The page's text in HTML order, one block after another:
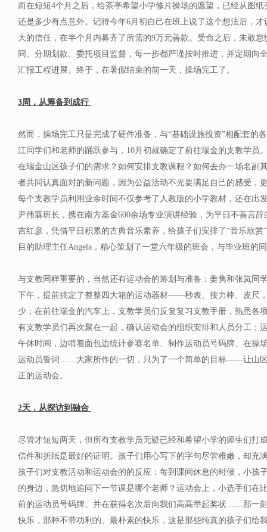
而在短短4个月之后，给茶亭希望小学修片操场的愿望，已经从图
还是多少有点意外。记得今年6月初自己在班上说了这个想法后，
大的信任，在半个月内募齐了所需的9万元善款。受命之后，未敢
同、分期划款、委托项目监督，每一步都严谨按时推进，并定期向
汇报工程进展。终于，在暑假结束的前一天，操场完工了。
3周，从筹备到成行
然而，操场完工只是完成了硬件准备，与“基础设施投资”相配套的
江同学们和老师的踊跃参与，10月初就确定了前往瑞金的支教学员
在瑞金山区孩子们的需求？如何安排支教课程？如何去办一场名副
者共同认真面对的新问题，因为公益活动不光要满足自己的感受，
每个支教学员利用业余时间不仅参考了人教版的小学教材，还在出
尹伟霖班长，携在南方基金600余场专业演讲经验，为平日不善言辞
吉红彦，凭借平日积累的古典音乐素养，给孩子们安排了“音乐欣
目的助理主任Angela，精心策划了一堂六年级的班会，与毕业班的
与支教同样重要的，当然还有运动会的筹划与准备：姜隽和张岚同
下午，提前搞定了整整四大箱的运动器材——秒表、接力棒、皮尺
少；在前往瑞金的汽车上，支教学员们反复复习支教手册，熟悉各
有支教学员们再次聚在一起，确认运动会的组织安排和人员分工；
午休时间，边啃着面包边统计参赛名单、制作运动员号码牌、在操
运动员誓词……大家所作的一切，只为了一个简单的目标——让山
正的运动会。
2天，从探访到融合
尽管才短短两天，但所有支教学员无疑已经和希望小学的师生们打
信件和折纸是最好的证明。孩子们用心写下的字句尽管稚嫩，却充
孩子们对支教活动和运动会的的反应：每到课间休息的时候，小孩
的身边，急切地追问下一节课是哪个老师？运动会上，小选手们在
前的运动员号码牌、并在获得名次后向我们高高举起奖状……那一
快乐，那种不带功利的、最朴素的快乐，这是那些纯真的孩子们给